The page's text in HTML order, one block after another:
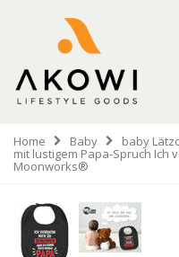
Home Baby baby
mit lustigem Papa-Spruch Ich
Moonworks®